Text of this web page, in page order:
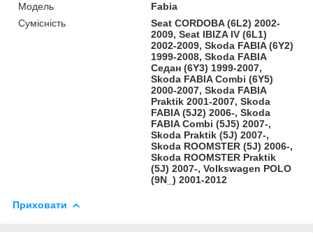
Модель
Fabia
Сумісність
Seat CORDOBA (6L2) 2002-
2009, Seat IBIZA IV (6L1)
2002-2009, Skoda FABIA (6Y2)
1999-2008, Skoda FABIA
Седан (6Y3) 1999-2007,
Skoda FABIA Combi (6Y5)
2000-2007, Skoda FABIA
Praktik 2001-2007, Skoda
FABIA (5J2) 2006-, Skoda
FABIA Combi (5J5) 2007-,
Skoda Praktik (5J) 2007-,
Skoda ROOMSTER (5J) 2006-,
Skoda ROOMSTER Praktik
(5J) 2007-, Volkswagen POLO
(9N_) 2001-2012
Приховати